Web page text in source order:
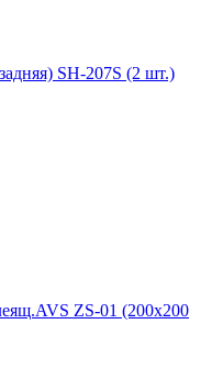
SH-207S (2 шт.)
ZS-01 (200x200